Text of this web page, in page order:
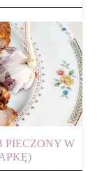
PIECZONY W